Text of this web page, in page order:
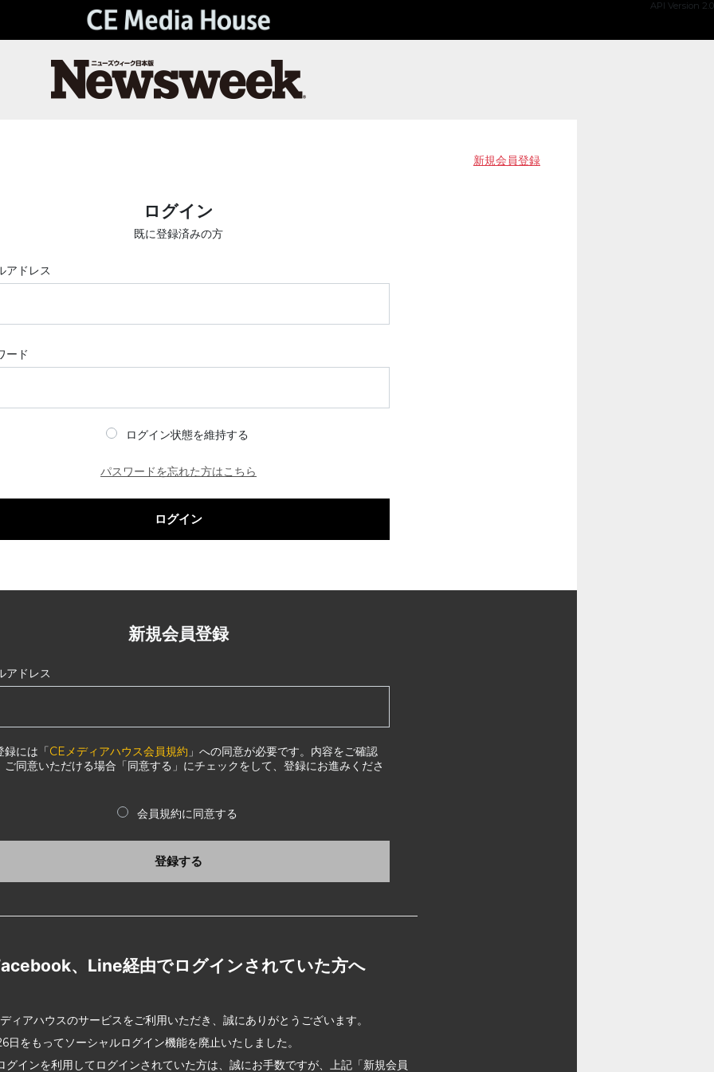
API Version 2.0
新規会員登録
ログイン
既に登録済みの方
アドレス
ード
ログイン状態を維持する
パスワードを忘れた方はこちら
ログイン
新規会員登録
アドレス
録には「CEメディアハウス会員規約 」への同意が必要です。内容をご確認
ご同意いただける場合「同意する」にチェックをして、登録にお進みくださ
会員規約に同意する
登録する
、Line経由でログインされていた方へ
ィアハウスのサービスをご利用いただき、誠にありがとうございます。
日をもってソーシャルログイン機能を廃止いたしました。
グインを利用してログインされていた方は、誠にお手数ですが、上記「新規会員